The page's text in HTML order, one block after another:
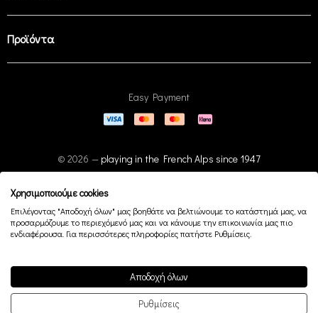
Προϊόντα
Easy Payment
© 2026 — playing in the French Alps since 1947
Χρησιμοποιούμε cookies
Επιλέγοντας "Αποδοχή όλων" μας βοηθάτε να βελτιώνουμε το κατάστημά μας, να
προσαρμόζουμε το περιεχόμενό μας και να κάνουμε την επικοινωνία μας πιο
ενδιαφέρουσα. Για περισσότερες πληροφορίες πατήστε Ρυθμίσεις.
Αποδοχή όλων
Ρυθμίσεις